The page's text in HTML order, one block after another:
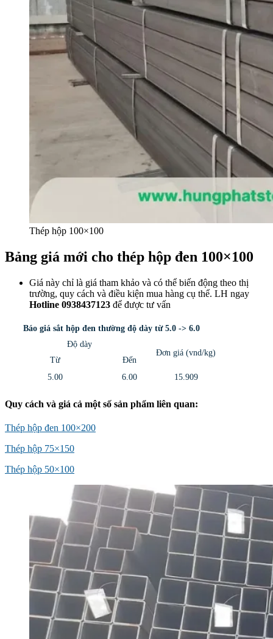
Thép hộp 100×100
Bảng giá mới cho thép hộp đen 100×100
Giá này chỉ là giá tham khảo và có thể biến động theo thị
trường, quy cách và điều kiện mua hàng cụ thể. LH ngay
Hotline 0938437123 để được tư vấn
Báo giá sắt hộp đen thường độ dày từ 5.0 -> 6.0
Độ dày
Đơn giá (vnd/kg)
Từ
Đến
5.00
6.00 15.909
Quy cách và giá cả một số sản phẩm liên quan:
Thép hộp đen 100×200
Thép hộp 75×150
Thép hộp 50×100